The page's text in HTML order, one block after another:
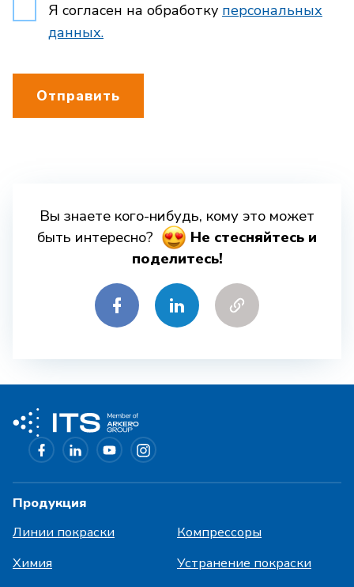
Я согласен на обработку персональных
данных.
Отправить
Вы знаете кого-нибудь, кому это может
быть интересно?
Hе стесняйтесь и
поделитесь!
Продукция
Линии покраски
Компрессоры
Химия
Устранение покраски